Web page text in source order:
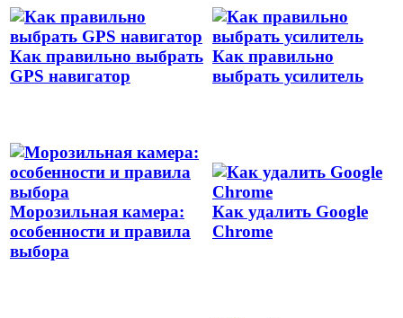
Как правильно выбрать
GPS навигатор
Как правильно
выбрать усилитель
Морозильная камера:
особенности и правила
выбора
Как удалить Google
Chrome